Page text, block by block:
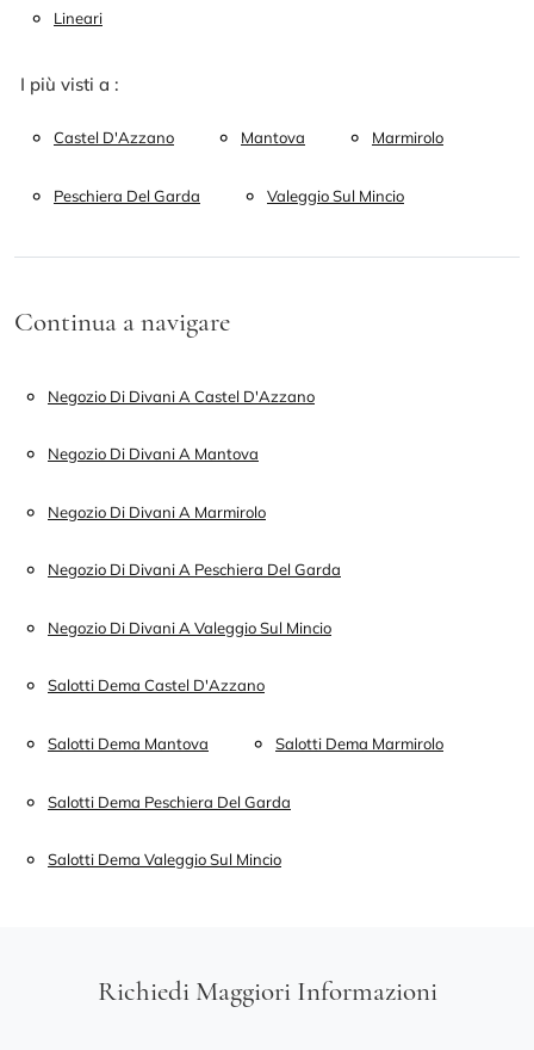
Lineari
I più visti a :
Castel D'Azzano Mantova Marmirolo
Peschiera Del Garda Valeggio Sul Mincio
Continua a navigare
Negozio Di Divani A Castel D'Azzano
Negozio Di Divani A Mantova
Negozio Di Divani A Marmirolo
Negozio Di Divani A Peschiera Del Garda
Negozio Di Divani A Valeggio Sul Mincio
Salotti Dema Castel D'Azzano
Salotti Dema Mantova Salotti Dema Marmirolo
Salotti Dema Peschiera Del Garda
Salotti Dema Valeggio Sul Mincio
Richiedi Maggiori Informazioni